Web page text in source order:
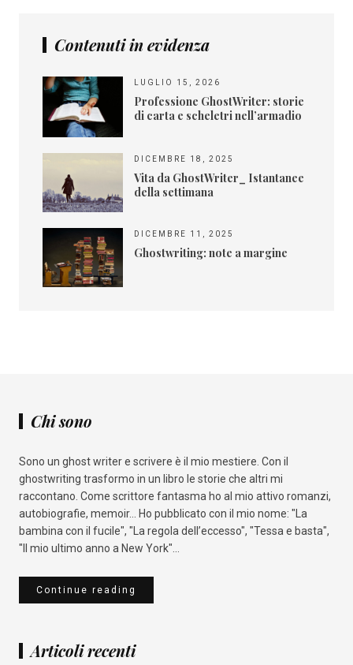
Contenuti in evidenza
LUGLIO 15, 2026
Professione GhostWriter: storie
di carta e scheletri nell’armadio
DICEMBRE 18, 2025
Vita da GhostWriter_ Istantanee
della settimana
DICEMBRE 11, 2025
Ghostwriting: note a margine
Chi sono
Sono un ghost writer e scrivere è il mio mestiere. Con il
ghostwriting trasformo in un libro le storie che altri mi
raccontano. Come scrittore fantasma ho al mio attivo romanzi,
autobiografie, memoir... Ho pubblicato con il mio nome: "La
bambina con il fucile", "La regola dell’eccesso", "Tessa e basta",
"Il mio ultimo anno a New York"...
Continue reading
Articoli recenti